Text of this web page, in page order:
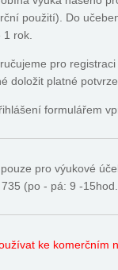
použití). Do
rok.
pro
doložit platné
formulářem
pro výukové
(po - pá: 9 -
ke